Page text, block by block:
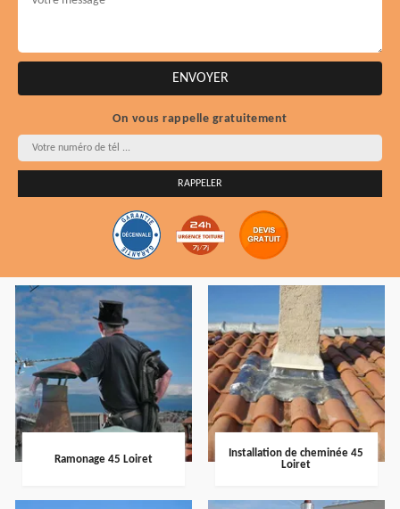
On vous rappelle gratuitement
Ramonage 45 Loiret
Installation de cheminée 45
Loiret